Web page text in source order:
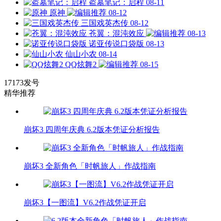
盗墓笔记：启程 08-11
原神
08-12
三国戏英杰传 08-12
苍翼：混沌效应
08-13
诺亚传说口袋版 08-13
仙山小农 08-14
QQ炫舞2
08-15
17173发号
精华推荐
崩坏3 四周年庆典 6.2版本凭证分析报告
崩坏3 全新角色「时帆旅人」作战指南
崩坏3【一图流】V6.2作战凭证开启